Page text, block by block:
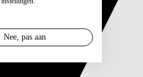
Nee, pas aan